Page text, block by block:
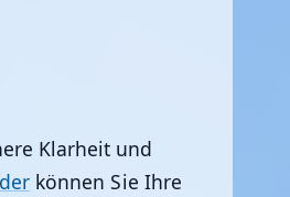
Klarheit und
können Sie Ihre